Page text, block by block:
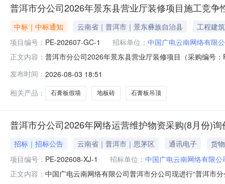
普洱市分公司2026年景东县营业厅装修项目施工竞争
中标｜中标通知 云南省｜普洱市｜景东彝族自治县
工程建筑
项目编号： PE-202607-GC-1 招标单位： 中国广电云南网络有限
正文内容： 普洱市分公司2026年景东县营业厅装修项目（采购编号
发布时间： 2026-08-03 18:51
相关产品：
石膏板假墙 地板砖 石膏板吊顶
普洱市分公司2026年网络运营维护物资采购(8月份)
招标｜招标公告 云南省｜普洱市｜思茅区 通讯电子
货物
项目编号： PE-202608-XJ-1 招标单位： 中国广电云南网络有限
正文内容： 中国广电云南网络有限公司普洱市分公司现进行“普洱市